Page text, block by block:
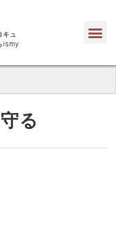
キュ
ismy
る